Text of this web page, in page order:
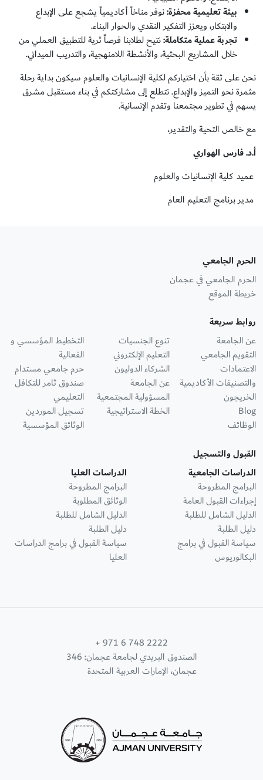
بيئة تعليمية محفزة:نوفر مناخاً أكاديمياً يشجع على الإبداع
والابتكار، ويعزز التفكير النقدي والحوار البناء.
تجربة عملية متكاملة:نتيح لطلابنا فرصاً ثرية للتطبيق العملي من
خلال المشاريع البحثية، والأنشطة اللامنهجية، والتدريب الميداني.
نحن على ثقة بأن اختياركم لكلية الإنسانيات والعلوم سيكون بداية رحلة
مثمرة نحو التميز والإبداع. نتطلع إلى مشاركتكم في بناء مستقبل مشرق
يسهم في تطوير مجتمعنا وتقدم الإنسانية.
مع خالص التحية والتقدير،
أ.د. فارس الهواري
عميد كلية الإنسانيات والعلوم
مدير برنامج التعليم العام
الحرم الجامعي
الحرم الجامعي في عجمان
خريطة الموقع
روابط سريعة
عن الجامعة
التقويم الجامعي
الاعتمادات
والتصنيفات الأكاديمية
الخريجون
Blog
الوظائف
تنوع الجنسيات
التعليم الإلكتروني
الشركاء الدوليون
عن الجامعة
المسؤولية المجتمعية
الخطة الاستراتيجية
التخطيط المؤسسي و
الفعالية
حرم جامعي مستدام
صندوق ثامر للتكافل
التعليمي
تسجيل الموردين
الوثائق المؤسسية
القبول والتسجيل
الدراسات الجامعية
البرامج المطروحة
إجراءات القبول العامة
الدليل الشامل للطلبة
دليل الطلبة
سياسة القبول في برامج
البكالوريوس
الدراسات العليا
البرامج المطروحة
الوثائق المطلوبة
الدليل الشامل للطلبة
دليل الطلبة
سياسة القبول في برامج الدراسات
العليا
+ 971 6 748 2222
الصندوق البريدي لجامعة عجمان: 346
عجمان، الإمارات العربية المتحدة